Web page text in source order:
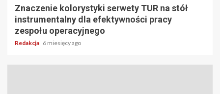
Znaczenie kolorystyki serwety TUR na stół
instrumentalny dla efektywności pracy
zespołu operacyjnego
Redakcja 6 miesięcy ago